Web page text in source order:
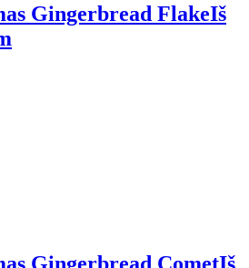
Gingerbread FlakeIš
Gingerbread CometIš